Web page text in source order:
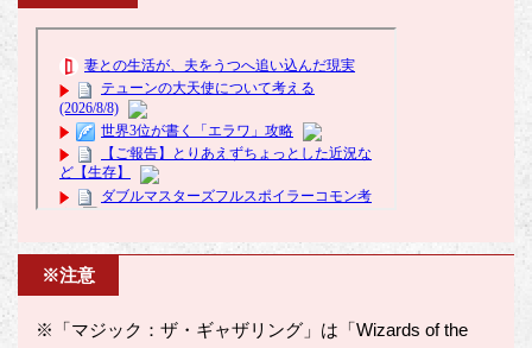
※注意
※「マジック：ザ・ギャザリング」は「Wizards of the